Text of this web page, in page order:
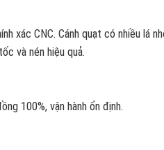
xác CNC. Cánh quạt có nhiều lá
và nén hiệu quả.
100%, vận hành ổn định.